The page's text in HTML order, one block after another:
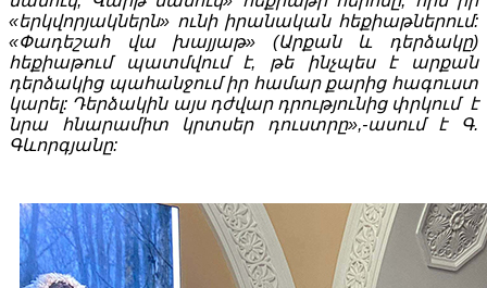
«երկվորյակներն» ունի իրանական հեքիաթներում:
«Փադեշահ վա խայյաթ» (Արքան և դերձակը)
հեքիաթում պատմվում է, թե ինչպես է արքան
դերձակից պահանջում իր համար քարից հագուստ
կարել: Դերձակին այս դժվար դրությունից փրկում է
նրա հնարամիտ կրտսեր դուստրը»,-ասում է Գ.
Գևորգյանը: